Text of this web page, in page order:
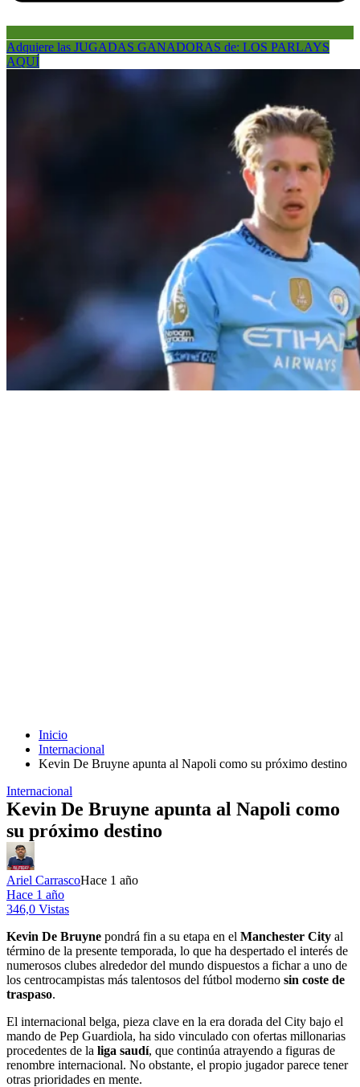
Adquiere las JUGADAS GANADORAS de: LOS PARLAYS
AQUÍ
Inicio
Internacional
Kevin De Bruyne apunta al Napoli como su próximo destino
Internacional
Kevin De Bruyne apunta al Napoli como
su próximo destino
Ariel CarrascoHace 1 año
Hace 1 año
346,0 Vistas
Kevin De Bruyne pondrá fin a su etapa en el Manchester City al
término de la presente temporada, lo que ha despertado el interés de
numerosos clubes alrededor del mundo dispuestos a fichar a uno de
los centrocampistas más talentosos del fútbol moderno sin coste de
traspaso.
El internacional belga, pieza clave en la era dorada del City bajo el
mando de Pep Guardiola, ha sido vinculado con ofertas millonarias
procedentes de la liga saudí, que continúa atrayendo a figuras de
renombre internacional. No obstante, el propio jugador parece tener
otras prioridades en mente.